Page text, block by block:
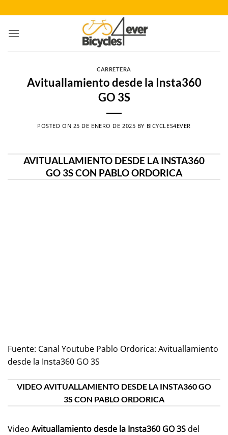
al
contenido
CARRETERA
Avituallamiento desde la Insta360
GO 3S
POSTED ON 25 DE ENERO DE 2025 BY BICYCLES4EVER
AVITUALLAMIENTO DESDE LA INSTA360
GO 3S CON PABLO ORDORICA
Fuente: Canal Youtube Pablo Ordorica: Avituallamiento
desde la Insta360 GO 3S
VIDEO AVITUALLAMIENTO DESDE LA INSTA360 GO
3S CON PABLO ORDORICA
Video Avituallamiento desde la Insta360 GO 3Sdel